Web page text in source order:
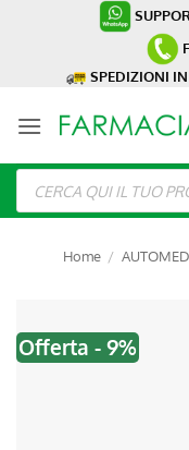
SPEDIZIONI
Ricerca
prodotti
Home /
Offerta - 9%